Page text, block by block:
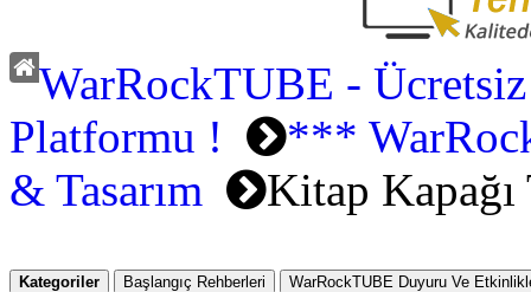
WarRockTUBE -
Platformu !
***
& Tasarım
Kitap Kapağı
Kategoriler Başlangıç Rehberleri WarRockTUBE Duyuru Ve